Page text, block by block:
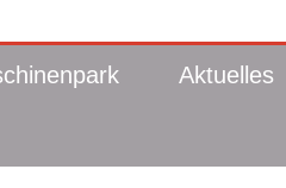
Aktuelles